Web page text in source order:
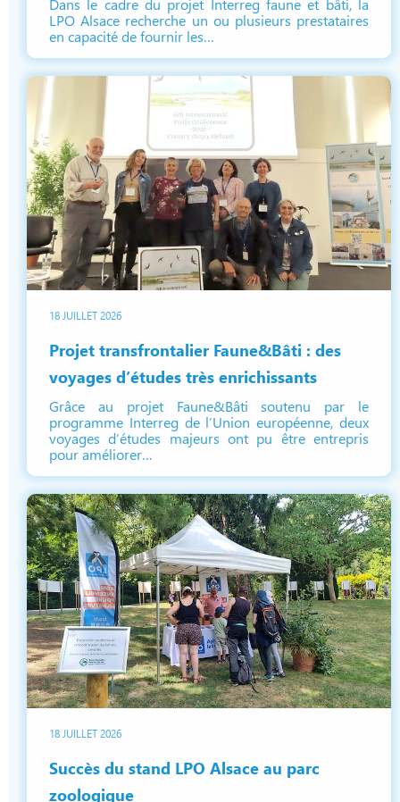
LPO Alsace recherche un ou plusieurs prestataires
en capacité de fournir les…
18 JUILLET 2026
Projet transfrontalier Faune&Bâti : des
voyages d’études très enrichissants
Grâce au projet Faune&Bâti soutenu par le
programme Interreg de l’Union européenne, deux
voyages d’études majeurs ont pu être entrepris
pour améliorer…
18 JUILLET 2026
Succès du stand LPO Alsace au parc
zoologique